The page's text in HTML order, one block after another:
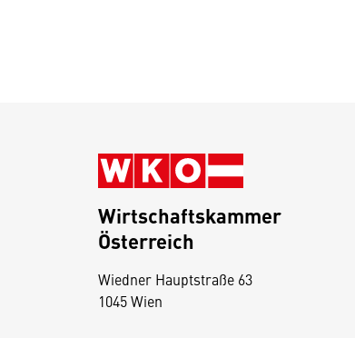
Wirtschaftskammer
Österreich
Wiedner Hauptstraße 63
1045 Wien